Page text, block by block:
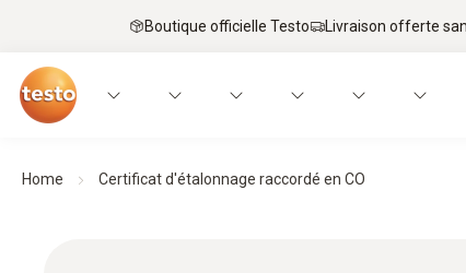
Boutique officielle Testo Livraison offerte
Home Certificat d'étalonnage raccordé en CO